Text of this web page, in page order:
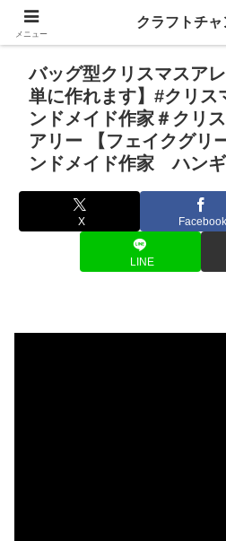
バッグ型クリスマスア
単に作れます】#クリス
ンドメイド作家＃クリ
アリー 【フェイクグリ
ンドメイド作家 ハン
X Facebook
LINE
メニュー
クラフトチャ